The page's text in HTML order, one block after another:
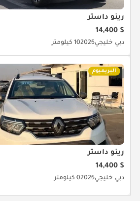
رينو داستر
$ 14,400
دبي خليجي202510 كيلومتر
البريميوم
رينو داستر
$ 14,400
دبي خليجي20250 كيلومتر